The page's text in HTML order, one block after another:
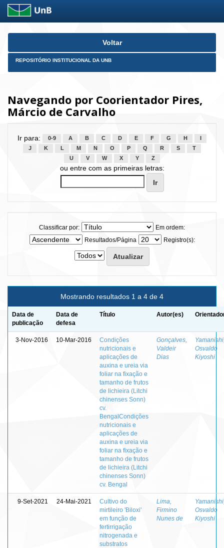
Skip
Voltar
REPOSITÓRIO INSTITUCIONAL DA UNB
Navegando por Coorientador Pires,
Márcio de Carvalho
Ir para: 0-9 A B C D E F G H
J
K L M N O P Q R S
T
U
V W X Y Z
ou entre com as primeiras letras:
Classificar por:
Em ordem:
Resultados/Página
Registro(s):
Mostrando resultados 1 a 4 de 4
Data de
publicação
Data de
defesa
Título Autor(es)
3-Nov-2016 10-Mar-2016
Condições
nutricionais e
aplicações de
auxina e ureia via
foliar na fixação e
tamanho de frutos
de lichieira (Litchi
chinenses Sonn)
cv.
BengalCondições
nutricionais e
aplicações de
auxina e ureia via
foliar na fixação e
tamanho de frutos
de lichieira (Litchi
chinenses Sonn)
cv. Bengal
Gonçalves,
Valdeir
Dias
Osvaldo
Kiyoshi
9-Set-2021 24-Mai-2021
Cultivo do
mirtileiro 'Biloxi'
em função de
fertirrigação
nitrogenada e
substratos
Lima,
Firmino
Nunes de
Osvaldo
Kiyoshi